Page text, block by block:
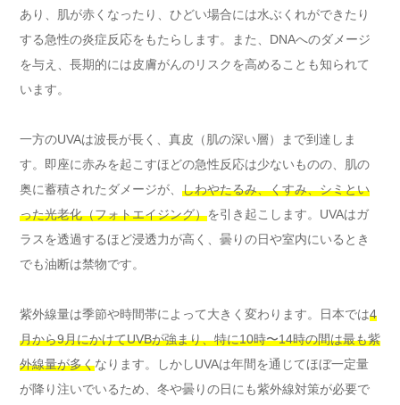
あり、肌が赤くなったり、ひどい場合には水ぶくれができたり
する急性の炎症反応をもたらします。また、DNAへのダメージ
を与え、長期的には皮膚がんのリスクを高めることも知られて
います。
一方のUVAは波長が長く、真皮（肌の深い層）まで到達しま
す。即座に赤みを起こすほどの急性反応は少ないものの、肌の
奥に蓄積されたダメージが、 しわやたるみ、くすみ、シミとい
った光老化（フォトエイジング）を引き起こします。UVAはガ
ラスを透過するほど浸透力が高く、曇りの日や室内にいるとき
でも油断は禁物です。
紫外線量は季節や時間帯によって大きく変わります。日本では4
月から9月にかけてUVBが強まり、特に10時〜14時の間は最も紫
外線量が多くなります。しかしUVAは年間を通じてほぼ一定量
が降り注いでいるため、冬や曇りの日にも紫外線対策が必要で